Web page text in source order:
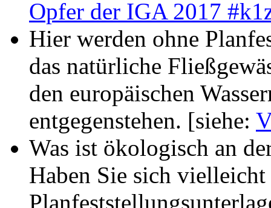
Opfer der IGA 2017
Hier werden ohne
das natürliche
den europäischen
entgegenstehen. [siehe:
Was ist ökologisch an
Haben Sie sich